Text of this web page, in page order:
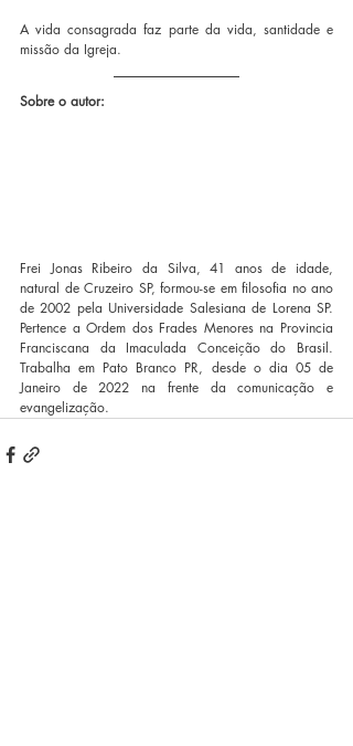
A vida consagrada faz parte da vida, santidade e
missão da Igreja.
Sobre o autor:
Frei Jonas Ribeiro da Silva, 41 anos de idade,
natural de Cruzeiro SP, formou-se em filosofia no ano
de 2002 pela Universidade Salesiana de Lorena SP.
Pertence a Ordem dos Frades Menores na Provincia
Franciscana da Imaculada Conceição do Brasil.
Trabalha em Pato Branco PR, desde o dia 05 de
Janeiro de 2022 na frente da comunicação e
evangelização.